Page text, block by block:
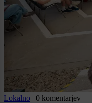
Lokalno | 0 komentarjev